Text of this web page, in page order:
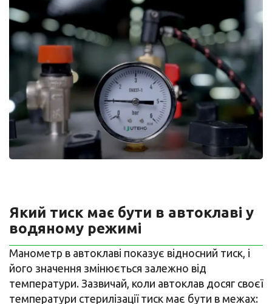
Який тиск має бути в автоклаві у
водяному режимі
Манометр в автоклаві показує відносний тиск, і
його значення змінюється залежно від
температури. Зазвичай, коли автоклав досяг своєї
температури стерилізації тиск має бути в межах: